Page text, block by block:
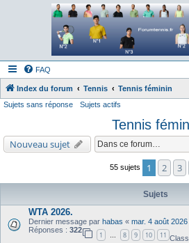
Forum tennis
Le forum des passionnés de tennis
FAQ
Index du forum Tennis Tennis féminin
Sujets sans réponse Sujets actifs
Tennis
Nouveau sujet
55 sujets 1 2 3
Sujets
WTA 2026.
Dernier message par habas « mar. 4 août
Réponses : 322
1 … 8 9 10 11